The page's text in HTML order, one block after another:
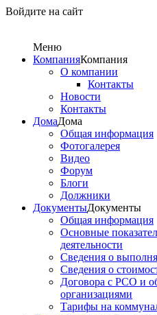
Войдите на сайт
Меню
КомпанияКомпания
О компании
Контакты
Новости
Контакты
ДомаДома
Общая информация
Фотогалерея
Видео
Форум
Блоги
Должники
ДокументыДокументы
Общая информация
Основные
деятельности
Сведения о
Сведения о
Договора с РСО и
организациями
Тарифы на